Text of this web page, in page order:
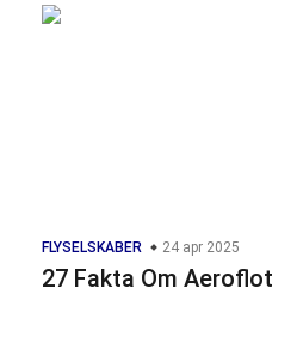
FLYSELSKABER 24 apr 2025
27 Fakta Om Aeroflot